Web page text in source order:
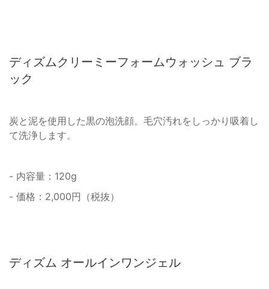
ディズムクリーミーフォームウォッシュ ブラ
ック
炭と泥を使用した黒の泡洗顔。毛穴汚れをしっかり吸着し
て洗浄します。
- 内容量：120g
- 価格：2,000円（税抜）
ディズム オールインワンジェル